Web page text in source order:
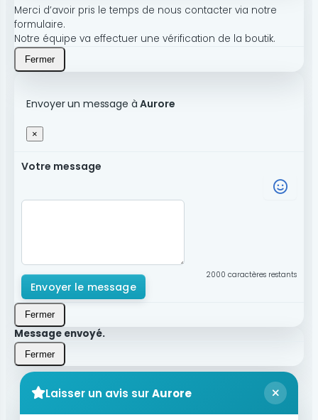
Merci d’avoir pris le temps de nous contacter via notre
formulaire.
Notre équipe va effectuer une vérification de la boutik.
Fermer
Envoyer un message àAurore
×
Votre message
2000 caractères restants
Envoyer le message
Fermer
Message envoyé.
Fermer
Laisser un avis surAurore